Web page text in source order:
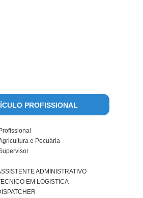
PROFISSIONAL
Profissional
e Pecuária
ADMINISTRATIVO
EM LOGISTICA